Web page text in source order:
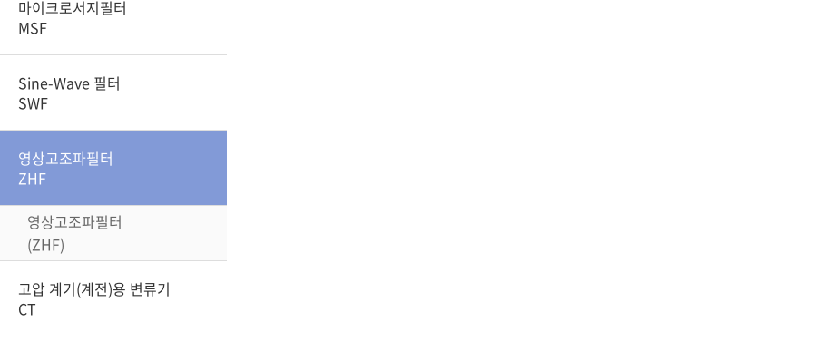
마이크로서지필터
MSF
Sine-Wave 필터
SWF
영상고조파필터
ZHF
영상고조파필터
(ZHF)
고압 계기(계전)용 변류기
CT